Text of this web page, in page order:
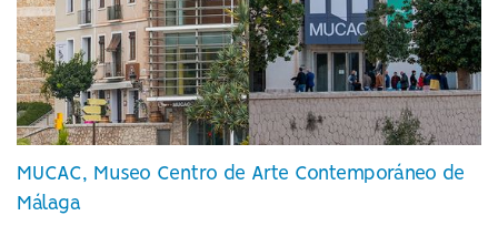
MUCAC, Museo Centro de Arte Contemporáneo de
Málaga